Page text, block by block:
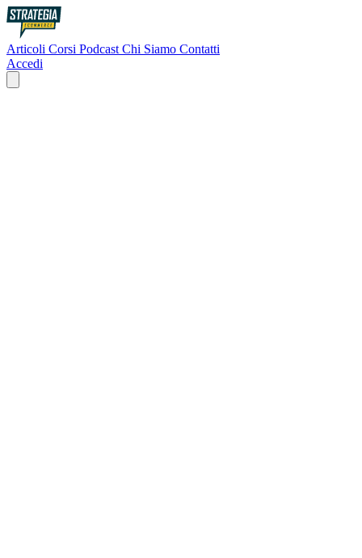
Articoli Corsi Podcast Chi Siamo Contatti
Accedi